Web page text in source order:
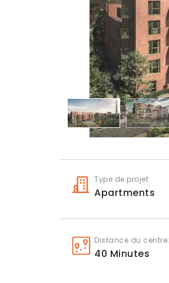
Type de projet
Apartments
Distance du centre:
40 Minutes